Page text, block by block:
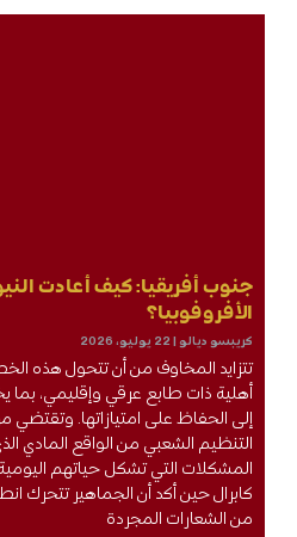
جنوب أفريقيا: كيف أعادت
الأفروفوبيا؟
كريبسو ديالو 22 يوليو، 2026
تتزايد المخاوف من أن تتحول هذه
أهلية ذات طابع عرقي وإقليمي، بما
إلى الحفاظ على امتيازاتها. وتقتضي
التنظيم الشعبي من الواقع المادي
المشكلات التي تشكل حياتهم
كابرال حين أكد أن الجماهير تتحرك
من الشعارات المجردة